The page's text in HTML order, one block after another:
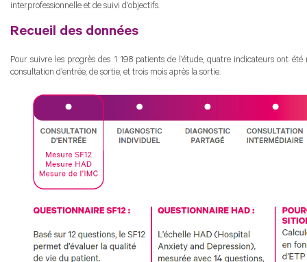
interprofessionnelle et de suivi d’objectifs.
Recueil des données
Pour suivre les progrès des 1 198 patients de l’étude, quatre indicateurs ont
consultation d’entrée, de sortie, et trois mois après la sortie.